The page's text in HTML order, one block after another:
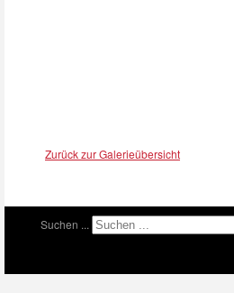
Zurück zur Galerieübersicht
Suchen ...